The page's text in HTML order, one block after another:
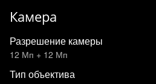
Камера
Разрешение камеры
12 Мп + 12 Мп
Тип объектива